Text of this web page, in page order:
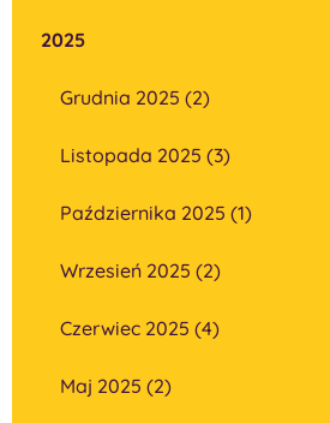
2025
Grudnia 2025 (2)
Listopada 2025 (3)
Października 2025 (1)
Wrzesień 2025 (2)
Czerwiec 2025 (4)
Maj 2025 (2)